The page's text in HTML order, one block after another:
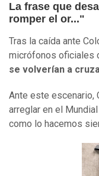
La frase que
romper el or..."
Tras la caída ante
micrófonos oficiales
se volverían a
Ante este escenario,
arreglar en el
como lo hacemos